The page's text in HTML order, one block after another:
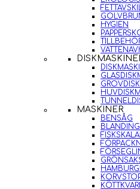
HYGIEN
MASKINER
BENSÅG